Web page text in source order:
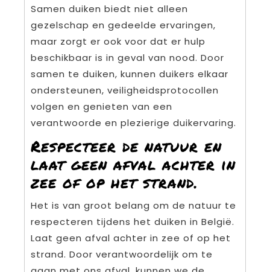
Samen duiken biedt niet alleen
gezelschap en gedeelde ervaringen,
maar zorgt er ook voor dat er hulp
beschikbaar is in geval van nood. Door
samen te duiken, kunnen duikers elkaar
ondersteunen, veiligheidsprotocollen
volgen en genieten van een
verantwoorde en plezierige duikervaring.
Respecteer de natuur en
laat geen afval achter in
zee of op het strand.
Het is van groot belang om de natuur te
respecteren tijdens het duiken in België.
Laat geen afval achter in zee of op het
strand. Door verantwoordelijk om te